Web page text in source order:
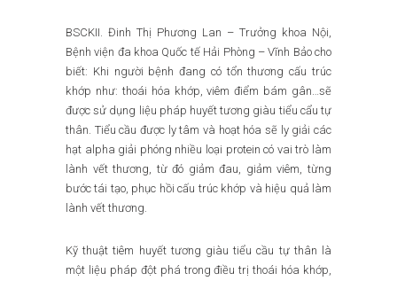
BSCKII. Đinh Thị Phương Lan – Trưởng khoa Nội,
Bệnh viện đa khoa Quốc tế Hải Phòng – Vĩnh Bảo cho
biết: Khi người bệnh đang có tổn thương cấu trúc
khớp như: thoái hóa khớp, viêm điểm bám gân…sẽ
được sử dụng liệu pháp huyết tương giàu tiểu cẩu tự
thân. Tiểu cầu được ly tâm và hoạt hóa sẽ ly giải các
hạt alpha giải phóng nhiều loại protein có vai trò làm
lành vết thương, từ đó giảm đau, giảm viêm, từng
bước tái tạo, phục hồi cấu trúc khớp và hiệu quả làm
lành vết thương.
Kỹ thuật tiêm huyết tương giàu tiểu cầu tự thân là
một liệu pháp đột phá trong điều trị thoái hóa khớp,